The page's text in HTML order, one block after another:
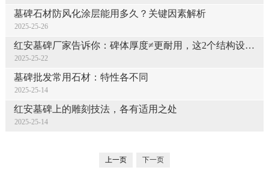
墓碑石材防风化涂层能用多久？关键因素解析
2025-25-26
红安墓碑厂家告诉你：碑体厚度≠更耐用，这2个结构设计才是承重核心
2025-25-22
墓碑批发常用石材：特性各不同
2025-25-14
红安墓碑上的雕刻技法，各有适用之处
2025-25-14
上一页 下一页